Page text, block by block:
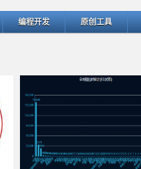
编程开发 原创工具